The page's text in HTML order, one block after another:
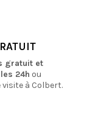
gratuit et
24h ou
à Colbert.